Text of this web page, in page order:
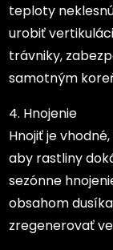
teploty
urobiť
trávniky,
samotným
4. Hnojenie
Hnojiť je
aby rastliny
sezónne
obsahom
zregenerovať